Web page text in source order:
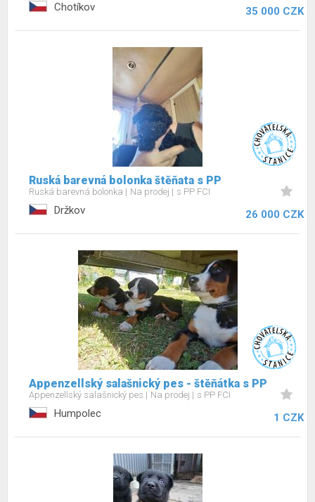
Chotíkov 35 000 CZK
Ruská barevná bolonka štěňata s PP
Ruská barevná bolonka Na prodej s PP FCI
Držkov 26 000 CZK
Appenzellský salašnický pes - štěňátka s PP
Appenzellský salašnický pes Na prodej s PP FCI
Humpolec 1 CZK